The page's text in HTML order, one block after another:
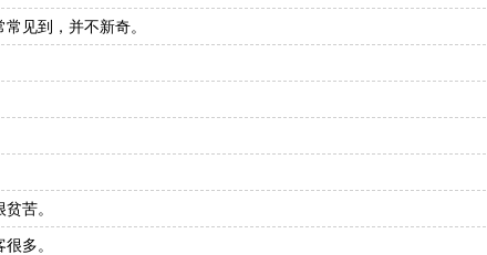
见到，并不新奇。
苦。
多。